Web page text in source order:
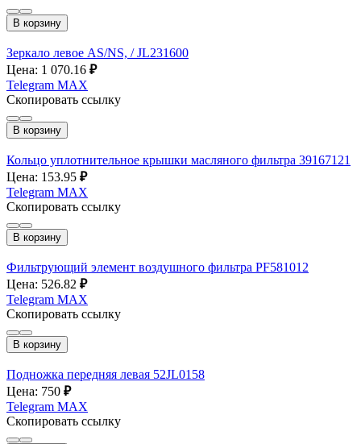
В корзину
Зеркало левое AS/NS, / JL231600
Цена: 1 070.16 ₽
Telegram MAX
Скопировать ссылку
В корзину
Кольцо уплотнительное крышки масляного фильтра 39167121
Цена: 153.95 ₽
Telegram MAX
Скопировать ссылку
В корзину
Фильтрующий элемент воздушного фильтра PF581012
Цена: 526.82 ₽
Telegram MAX
Скопировать ссылку
В корзину
Подножка передняя левая 52JL0158
Цена: 750 ₽
Telegram MAX
Скопировать ссылку